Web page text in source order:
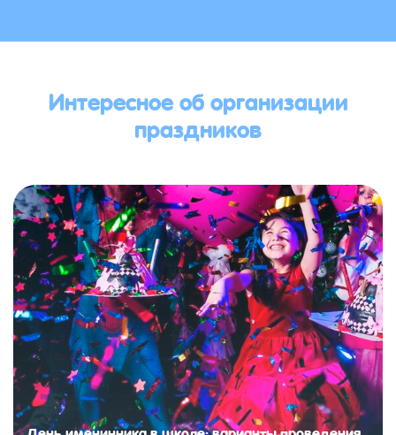
Интересное об организации
праздников